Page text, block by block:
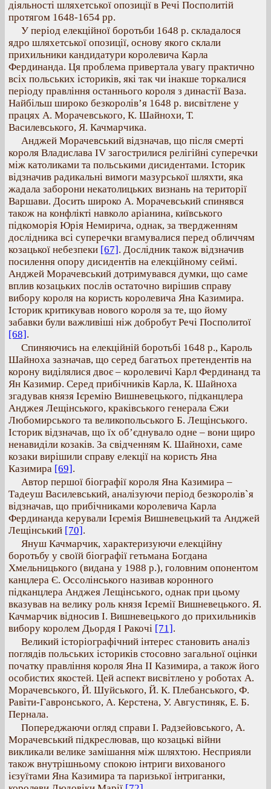
діяльності шляхетської опозиції в Речі Посполитій
протягом 1648-1654 рр.
У період елекційної боротьби 1648 р. складалося
ядро шляхетської опозиції, основу якого склали
прихильники кандидатури королевича Карла
Фердинанда. Ця проблема привертала увагу практично
всіх польських істориків, які так чи інакше торкалися
періоду правління останнього короля з династії Ваза.
Найбільш широко безкоролів’я 1648 р. висвітлене у
працях А. Морачевського, К. Шайнохи, Т.
Василевського, Я. Качмарчика.
Анджей Морачевський відзначав, що після смерті
короля Владислава IV загострилися релігійні суперечки
між католиками та польськими дисидентами. Історик
відзначив радикальні вимоги мазурської шляхти, яка
жадала заборони некатолицьких визнань на території
Варшави. Досить широко А. Морачевський спинявся
також на конфлікті навколо аріанина, київського
підкоморія Юрія Немирича, однак, за твердженням
дослідника всі суперечки вгамувалися перед обличчям
козацької небезпеки [67]. Дослідник також відзначив
посилення опору дисидентів на елекційному сеймі.
Анджей Морачевський дотримувався думки, що саме
вплив козацьких послів остаточно вирішив справу
вибору короля на користь королевича Яна Казимира.
Історик критикував нового короля за те, що йому
забавки були важливіші ніж добробут Речі Посполитої
[68].
Спиняючись на елекційній боротьбі 1648 р., Кароль
Шайноха зазначав, що серед багатьох претендентів на
корону виділялися двоє – королевичі Карл Фердинанд та
Ян Казимир. Серед прибічників Карла, К. Шайноха
згадував князя Ієремію Вишневецького, підканцлера
Анджея Лещінського, краківського генерала Єжи
Любомирського та великопольського Б. Лещінського.
Історик відзначав, що їх об’єднувало одне – вони щиро
ненавиділи козаків. За свідченням К. Шайнохи, саме
козаки вирішили справу елекції на користь Яна
Казимира [69].
Автор першої біографії короля Яна Казимира –
Тадеуш Василевський, аналізуючи період безкоролів`я
відзначав, що прибічниками королевича Карла
Фердинанда керували Ієремія Вишневецький та Анджей
Лещінський [70].
Януш Качмарчик, характеризуючи елекційну
боротьбу у своїй біографії гетьмана Богдана
Хмельницького (видана у 1988 р.), головним опонентом
канцлера Є. Оссолінського називав коронного
підканцлера Анджея Лещінського, однак при цьому
вказував на велику роль князя Ієремії Вишневецького. Я.
Качмарчик відносив І. Вишневецького до прихильників
вибору королем Дьордя І Ракочі [71].
Великий історіографічний інтерес становить аналіз
поглядів польських істориків стосовно загальної оцінки
початку правління короля Яна ІІ Казимира, а також його
особистих якостей. Цей аспект висвітлено у роботах А.
Морачевського, Й. Шуйського, Й. К. Плебанського, Ф.
Равіти-Гавронського, А. Керстена, У. Августиняк, Е. Б.
Пернала.
Попереджаючи огляд справи І. Радзейовського, А.
Морачевський підкреслював, що козацькі війни
викликали велике замішання між шляхтою. Несприяли
також внутрішньому спокою інтриги вихованого
ієзуїтами Яна Казимира та паризької інтриганки,